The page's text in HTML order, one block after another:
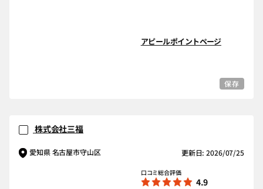
アピールポイントページ
保存
株式会社三福
愛知県 名古屋市守山区 更新日: 2026/07/25
口コミ総合評価
4.9